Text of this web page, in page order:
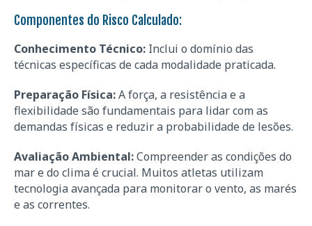
Componentes do Risco Calculado:
Conhecimento Técnico: Inclui o domínio das
técnicas específicas de cada modalidade praticada.
Preparação Física:A força, a resistência e a
flexibilidade são fundamentais para lidar com as
demandas físicas e reduzir a probabilidade de lesões.
Avaliação Ambiental:Compreender as condições do
mar e do clima é crucial. Muitos atletas utilizam
tecnologia avançada para monitorar o vento, as marés
e as correntes.